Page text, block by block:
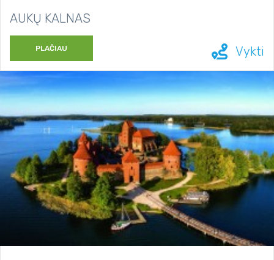
AUKŲ KALNAS
PLAČIAU Vykti